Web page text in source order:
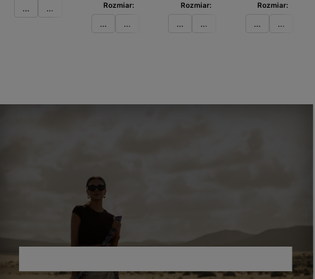
36 37 39 40
Rozmiar:
36 37 41
Rozmiar:
36 37 39
Rozmiar:
36 37